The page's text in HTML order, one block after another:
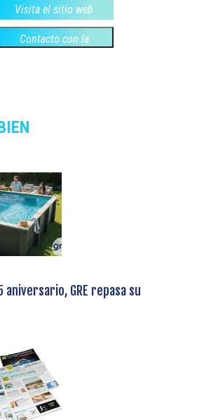
Visita el sitio web
Contacto con la
aniversario, GRE repasa su